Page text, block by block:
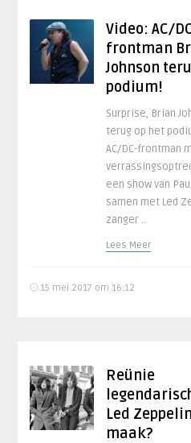
Video: AC/
frontman
Johnson
podium!
Surprise, Brian
terug op het
AC/DC-frontman
een show van
samen met Led
zanger ..
Lees Meer
15 mei 2017 om 16:12
Reünie
Led
maak?